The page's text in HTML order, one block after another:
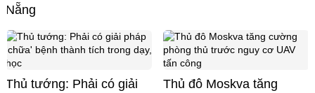
Nẵng
Thủ tướng: Phải có giải
Thủ đô Moskva tăng